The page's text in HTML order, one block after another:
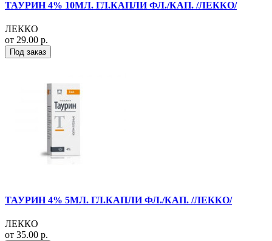
ТАУРИН 4% 10МЛ. ГЛ.КАПЛИ ФЛ./КАП. /ЛЕККО/
ЛЕККО
от 29.00 р.
Под заказ
ТАУРИН 4% 5МЛ. ГЛ.КАПЛИ ФЛ./КАП. /ЛЕККО/
ЛЕККО
от 35.00 р.